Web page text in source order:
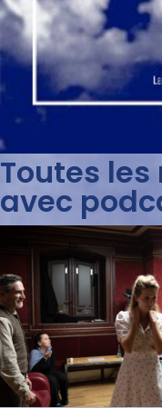
Toutes
avec